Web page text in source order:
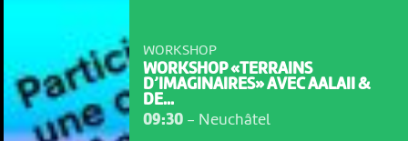
WORKSHOP
WORKSHOP «TERRAINS
D’IMAGINAIRES» AVEC AALAII &
DE...
09:30- Neuchâtel